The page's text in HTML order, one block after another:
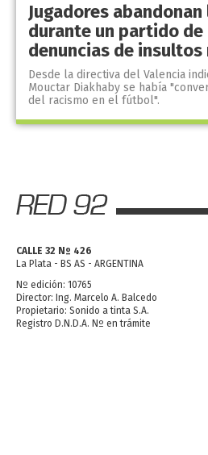
Jugadores abandonan
durante un partido de
denuncias de
Desde la directiva del Valencia
Mouctar Diakhaby se había
del racismo en el fútbol".
CALLE 32 Nº 426
La Plata - BS AS - ARGENTINA
Nº edición: 10765
Director: Ing. Marcelo A. Balcedo
Propietario: Sonido a tinta S.A.
Registro D.N.D.A. Nº en trámite